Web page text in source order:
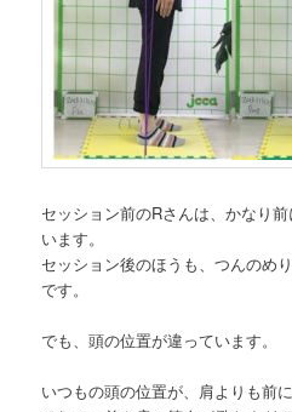
セッション前のRさんは、かなり
います。
セッション後のほうも、つんのめ
です。
でも、頭の位置が違っています。
いつもの頭の位置が、肩よりも前に